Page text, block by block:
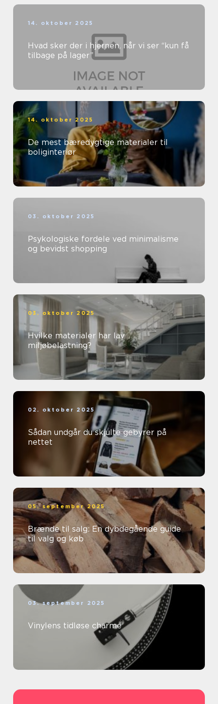
14. oktober 2025
Hvad sker der i hjernen, når vi ser “kun få
tilbage på lager”
14. oktober 2025
De mest bæredygtige materialer til
boliginteriør
03. oktober 2025
Psykologiske fordele ved minimalisme
og bevidst shopping
03. oktober 2025
Hvilke materialer har lav
miljøbelastning?
02. oktober 2025
Sådan undgår du skjulte gebyrer på
nettet
05. september 2025
Brænde til salg: En dybdegående guide
til valg og køb
03. september 2025
Vinylens tidløse charme